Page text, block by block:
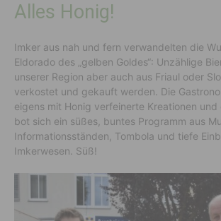
Alles Honig!
Imker aus nah und fern verwandelten die
Eldorado des „gelben Goldes“: Unzählige
unserer Region aber auch aus Friaul oder
verkostet und gekauft werden. Die
eigens mit Honig verfeinerte Kreationen und
bot sich ein süßes, buntes Programm aus
Informationsständen, Tombola und tiefe
Imkerwesen. Süß!